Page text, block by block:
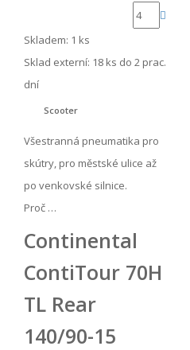
Skladem: 1 ks
Sklad externí: 18 ks do 2 prac.
dní
Scooter
Všestranná pneumatika pro
skútry, pro městské ulice až
po venkovské silnice.
Proč …
Continental
ContiTour 70H
TL Rear
140/90-15